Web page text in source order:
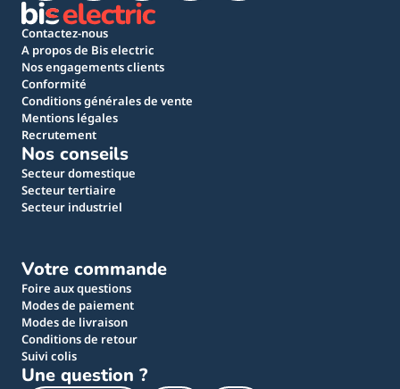
Contactez-nous
A propos de Bis electric
Nos engagements clients
Conformité
Conditions générales de vente
Mentions légales
Recrutement
Nos conseils
Secteur domestique
Secteur tertiaire
Secteur industriel
Votre commande
Foire aux questions
Modes de paiement
Modes de livraison
Conditions de retour
Suivi colis
Une question ?